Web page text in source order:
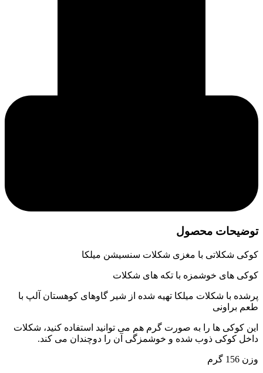
توضیحات محصول
کوکی شکلاتی با مغزی شکلات سنسیشن میلکا
کوکی های خوشمزه با تکه های شکلات
پرشده با شکلات میلکا تهیه شده از شیر گاوهای کوهستان آلپ با
طعم براونی
این کوکی ها را به صورت گرم هم می توانید استفاده کنید، شکلات
داخل کوکی ذوب شده و خوشمزگی آن را دوچندان می کند.
وزن 156 گرم